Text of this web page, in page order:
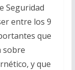
Seguridad
entre los 9
que
sobre
y que